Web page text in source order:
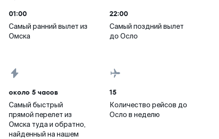
01:00
Самый ранний вылет из
Омска
22:00
Самый поздний вылет
до Осло
около 5 часов
Самый быстрый
прямой перелет из
Омска туда и обратно,
найденный на нашем
15
Количество рейсов до
Осло в неделю